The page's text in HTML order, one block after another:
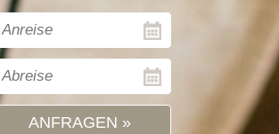
ANFRAGEN